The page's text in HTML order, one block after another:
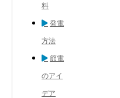
料
発電
方法
節電
のアイ
デア